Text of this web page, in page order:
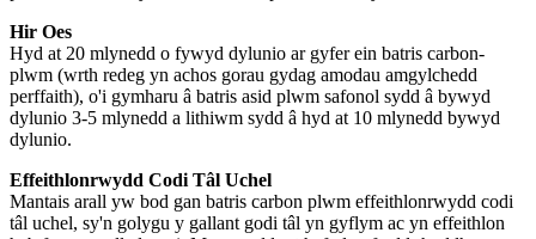
Hir Oes
Hyd at 20 mlynedd o fywyd dylunio ar gyfer ein batris carbon-
plwm (wrth redeg yn achos gorau gydag amodau amgylchedd
perffaith), o'i gymharu â batris asid plwm safonol sydd â bywyd
dylunio 3-5 mlynedd a lithiwm sydd â hyd at 10 mlynedd bywyd
dylunio.
Effeithlonrwydd Codi Tâl Uchel
Mantais arall yw bod gan batris carbon plwm effeithlonrwydd codi
tâl uchel, sy'n golygu y gallant godi tâl yn gyflym ac yn effeithlon